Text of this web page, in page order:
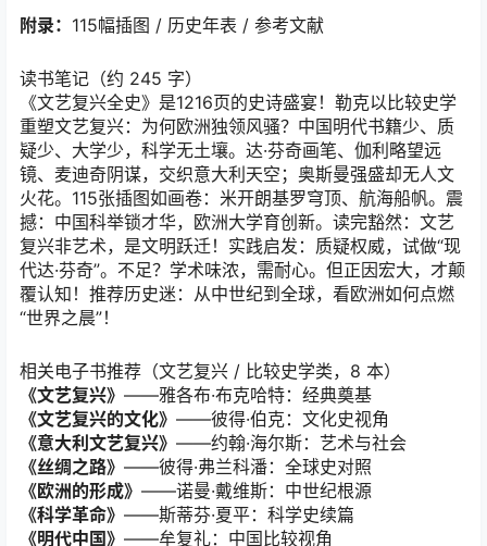
附录： 115幅插图 / 历史年表 / 参考文献
读书笔记（约 245 字）
《文艺复兴全史》是1216页的史诗盛宴！勒克以比较史学
重塑文艺复兴：为何欧洲独领风骚？中国明代书籍少、质
疑少、大学少，科学无土壤。达·芬奇画笔、伽利略望远
镜、麦迪奇阴谋，交织意大利天空；奥斯曼强盛却无人文
火花。115张插图如画卷：米开朗基罗穹顶、航海船帆。震
撼：中国科举锁才华，欧洲大学育创新。读完豁然：文艺
复兴非艺术，是文明跃迁！实践启发：质疑权威，试做“现
代达·芬奇”。不足？学术味浓，需耐心。但正因宏大，才颠
覆认知！推荐历史迷：从中世纪到全球，看欧洲如何点燃
“世界之晨”！
相关电子书推荐（文艺复兴 / 比较史学类，8 本）
《文艺复兴》 ——雅各布·布克哈特：经典奠基
《文艺复兴的文化》 ——彼得·伯克：文化史视角
《意大利文艺复兴》 ——约翰·海尔斯：艺术与社会
《丝绸之路》 ——彼得·弗兰科潘：全球史对照
《欧洲的形成》 ——诺曼·戴维斯：中世纪根源
《科学革命》 ——斯蒂芬·夏平：科学史续篇
《明代中国》 ——牟复礼：中国比较视角